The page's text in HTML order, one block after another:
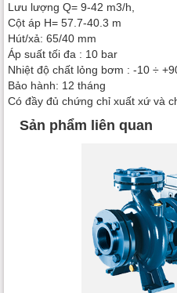
Lưu lượng Q= 9-42 m3/h,
Cột áp H= 57.7-40.3 m
Hút/xả: 65/40 mm
Áp suất tối đa : 10 bar
Nhiệt độ chất lỏng bơm : -10 ÷
Bảo hành: 12 tháng
Có đầy đủ chứng chỉ xuất xứ và
Sản phẩm liên quan